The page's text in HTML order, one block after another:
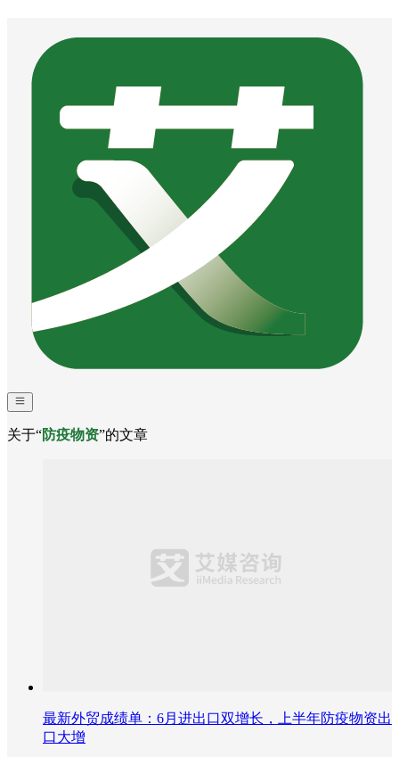
关于“防疫物资”的文章
最新外贸成绩单：6月进出口双增长，上半年防疫物资出
口大增